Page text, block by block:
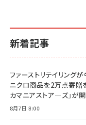
小さな
￥
anan(
anan(
年後半
￥880
ママ投
ルな本
￥
新着記事
ファーストリテイリン
ニクロ商品を2万点寄贈
カマニアストア―ズ」が開
8月7日 8:00